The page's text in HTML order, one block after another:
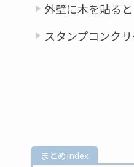
外壁に木を貼ると
スタンプコンク
まとめindex